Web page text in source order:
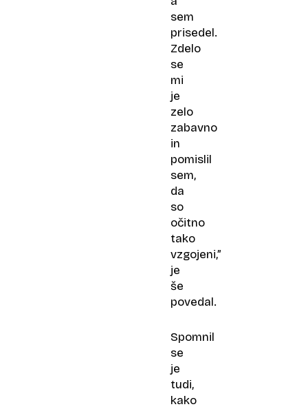
sem
prisedel.
Zdelo
se
mi
je
zelo
zabavno
in
pomislil
sem,
da
so
očitno
tako
vzgojeni,”
je
še
povedal.
Spomnil
se
je
tudi,
kako